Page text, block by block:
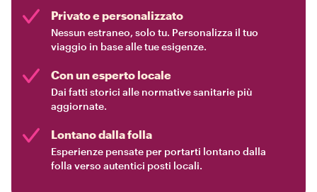
Privato e personalizzato
Nessun estraneo, solo tu. Personalizza il tuo
viaggio in base alle tue esigenze.
Con un esperto locale
Dai fatti storici alle normative sanitarie più
aggiornate.
Lontano dalla folla
Esperienze pensate per portarti lontano dalla
folla verso autentici posti locali.